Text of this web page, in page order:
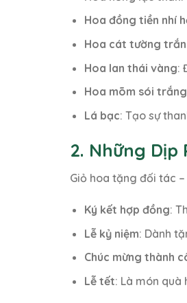
Hoa đồng tiền nhí
Hoa cát tường
Hoa lan thái vàng:
Hoa mõm sói trắng
Lá bạc: Tạo sự
2. Những Dịp
Giỏ hoa tặng đối tác
Ký kết hợp đồng:
Lễ kỷ niệm: Dành
Chúc mừng thành
Lễ tết: Là món